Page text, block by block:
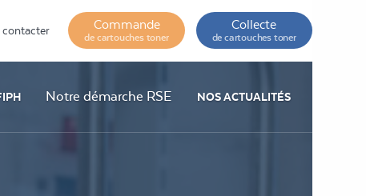
contacter Commande
de cartouches toner
Collecte
de cartouches toner
Notre démarche RSE NOS ACTUALITÉS